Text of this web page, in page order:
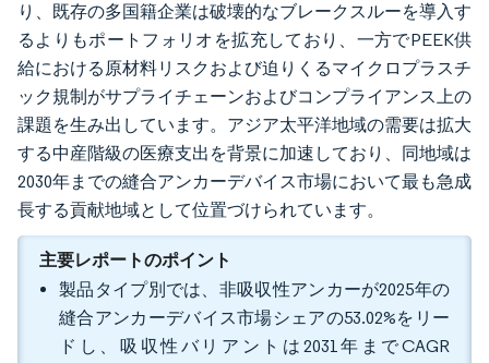
り、既存の多国籍企業は破壊的なブレークスルーを導入す
るよりもポートフォリオを拡充しており、一方でPEEK供
給における原材料リスクおよび迫りくるマイクロプラスチ
ック規制がサプライチェーンおよびコンプライアンス上の
課題を生み出しています。アジア太平洋地域の需要は拡大
する中産階級の医療支出を背景に加速しており、同地域は
2030年までの縫合アンカーデバイス市場において最も急成
長する貢献地域として位置づけられています。
主要レポートのポイント
製品タイプ別では、非吸収性アンカーが2025年の
縫合アンカーデバイス市場シェアの53.02%をリー
ドし、吸収性バリアントは2031年までCAGR